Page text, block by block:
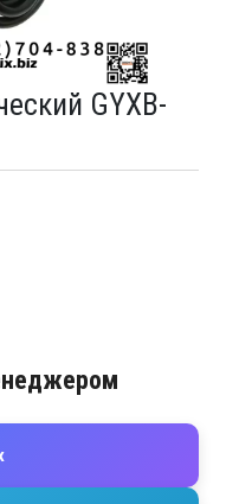
GYXB-